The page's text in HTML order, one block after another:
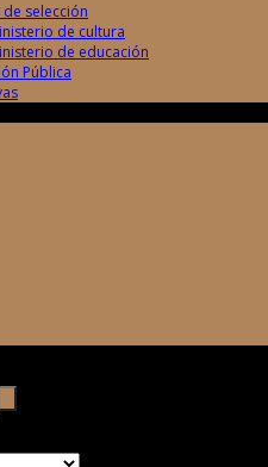
selección
de cultura
de educación
Pública